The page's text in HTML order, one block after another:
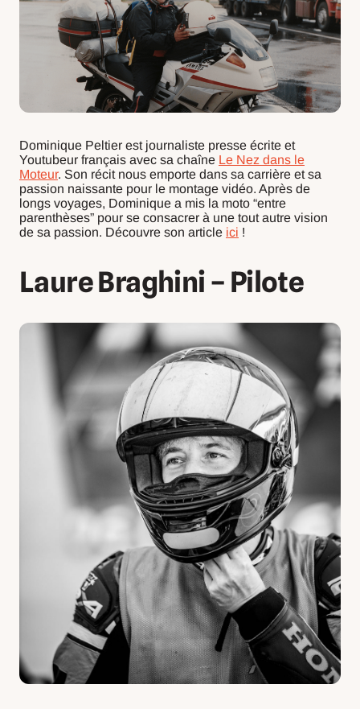
Dominique Peltier est journaliste presse écrite et
Youtubeur français avec sa chaîne Le Nez dans le
Moteur. Son récit nous emporte dans sa carrière et sa
passion naissante pour le montage vidéo. Après de
longs voyages, Dominique a mis la moto “entre
parenthèses” pour se consacrer à une tout autre vision
de sa passion. Découvre son article ici !
Laure Braghini – Pilote